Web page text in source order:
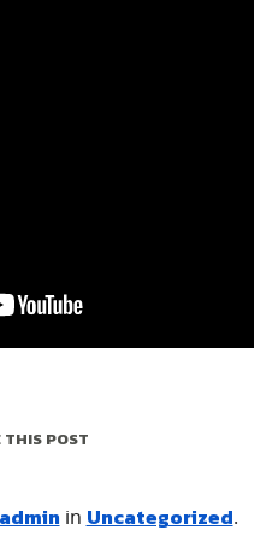
THIS POST
admininUncategorized.